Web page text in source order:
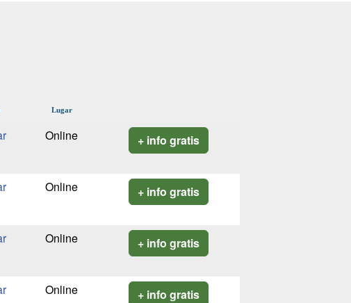
Lugar
Online + info gratis
Online + info gratis
Online + info gratis
Online + info gratis